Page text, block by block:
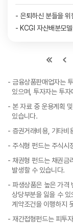
- 은퇴하신 분들을 위
- KCGI 자산배분모
- 금융상품판매업자는
있으며, 투자자는 투
- 본 자료 중 운용계획
있습니다.
- 증권거래비용, 기타비
- 주식형 펀드는 주식시
- 채권형 펀드는 채권금
발생할 수 있습니다.
- 파생상품은 높은 가격
상당부분을 잃을 수 있
계약조건을 이행하지
- 재간접형펀드는 피투